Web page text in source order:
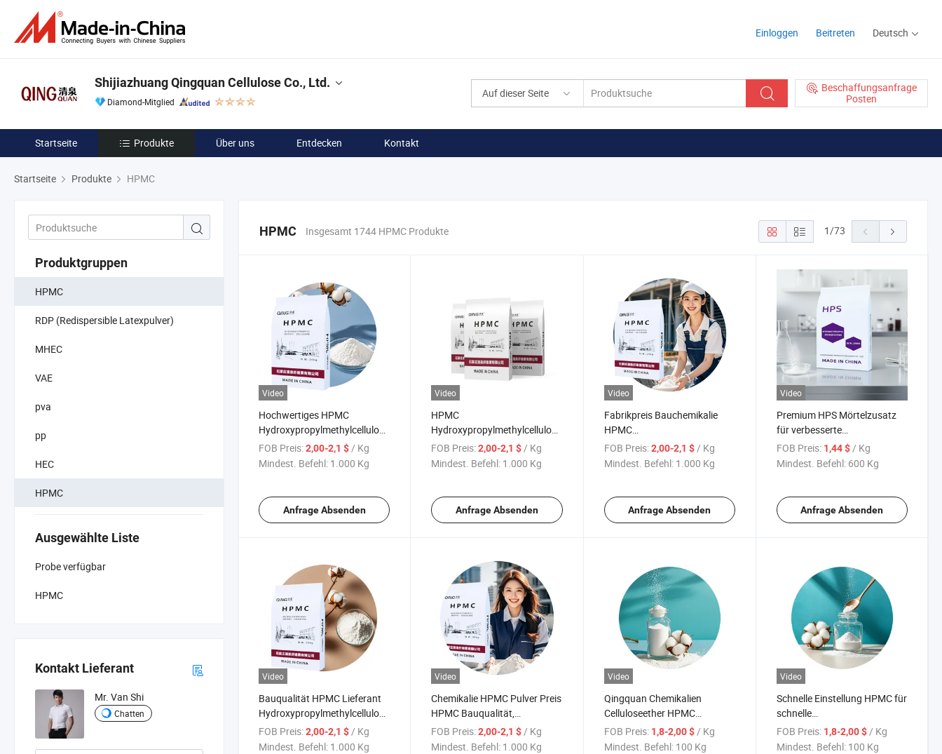
Einloggen Beitreten Deutsch
Auf dieser Seite
Beschaffungsanfrage
Posten
Shijiazhuang Qingquan Cellulose Co., Ltd.
Diamond-Mitglied
Startseite Produkte Über uns Entdecken Kontakt
Startseite Produkte HPMC
Produktgruppen
HPMC
RDP (Redispersible Latexpulver)
MHEC
VAE
pva
pp
HEC
HPMC
Ausgewählte Liste
Probe verfügbar
HPMC
Kontakt Lieferant
Mr. Van Shi
Chatten
HPMC Insgesamt 1744 HPMC Produkte 1/73
Video
Hochwertiges HPMC
Hydroxypropylmethylcellulose-
Ether für Bau-Mörtel, tägliche
Chemie
FOB Preis:2,00-2,1 $/ Kg
Mindest. Befehl: 1.000 Kg
Anfrage Absenden
Video
HPMC
Hydroxypropylmethylcellulose
HPMC 200000 Mpas hohe
Geltemperatur HPMC
FOB Preis: 2,00-2,1 $/ Kg
Mindest. Befehl: 1.000 Kg
Anfrage Absenden
Video
Fabrikpreis Bauchemikalie
HPMC
Hydroxypropylmethylcellulose
für Mörtel
FOB Preis: 2,00-2,1 $/ Kg
Mindest. Befehl: 1.000 Kg
Anfrage Absenden
Video
Premium HPS Mörtelzusatz
für verbesserte
Fliesenhaftung Mörtel
Fliesenkleber Putz
FOB Preis: 1,44 $/ Kg
Mindest. Befehl: 600 Kg
Anfrage Absenden
Video
Bauqualität HPMC Lieferant
Hydroxypropylmethylcellulose
(HPMC) Pulver Chemikalien
Ether Zusatzstoffe OEM
FOB Preis:2,00-2,1 $ / Kg
Mindest. Befehl: 1.000 Kg
Video
Chemikalie HPMC Pulver Preis
HPMC Bauqualität,
Klebemörtel, Fliesenkleber
China Hersteller
FOB Preis: 2,00-2,1 $ / Kg
Mindest. Befehl: 1.000 Kg
Video
Qingquan Chemikalien
Celluloseether HPMC
Zementfliesenkleber Verdicker
für Flüssig-HPMC
FOB Preis: 1,8-2,00 $ / Kg
Mindest. Befehl: 100 Kg
Video
Schnelle Einstellung HPMC für
schnelle
Dichtungsanwendungen
FOB Preis: 1,8-2,00 $ / Kg
Mindest. Befehl: 100 Kg